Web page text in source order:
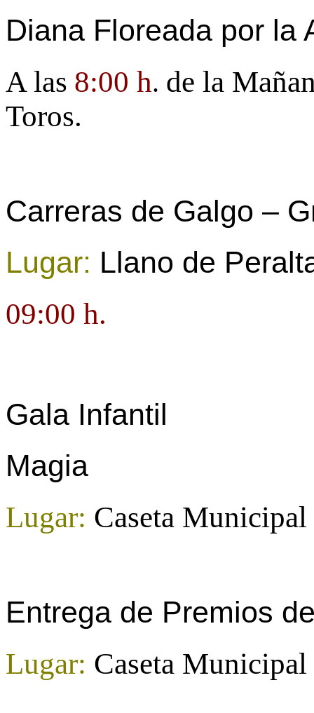
Diana Floreada por la
A las 8:00 h. de la
Toros.
Carreras de Galgo –
Lugar: Llano de
09:00 h.
Gala Infantil
Magia
Lugar: Caseta Municipal
Entrega de Premios
Lugar: Caseta Municipal